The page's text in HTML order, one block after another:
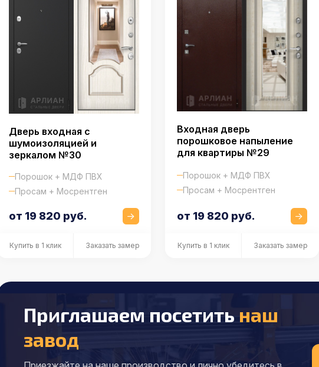
Дверь входная с
шумоизоляцией и
зеркалом №30
Порошок + МДФ ПВХ
Просам + Мосрентген
от 19 820 руб.
Купить в 1 клик Заказать замер
Входная дверь
порошковое напыление
для квартиры №29
Порошок + МДФ ПВХ
Просам + Мосрентген
от 19 820 руб.
Купить в 1 клик Заказать замер
Приглашаем посетить наш
завод